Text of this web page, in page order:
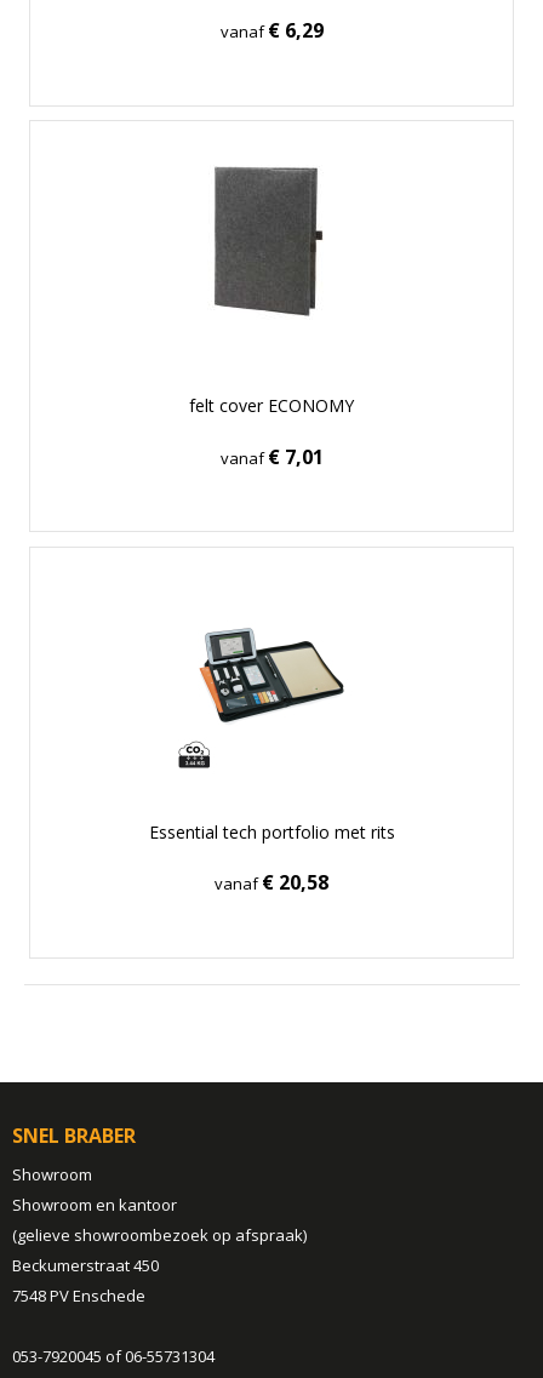
vanaf€ 6,29
felt cover ECONOMY
vanaf€ 7,01
Essential tech portfolio met rits
vanaf€ 20,58
SNEL BRABER
Showroom
Showroom en kantoor
(gelieve showroombezoek op afspraak)
Beckumerstraat 450
7548 PV Enschede
053-7920045 of 06-55731304